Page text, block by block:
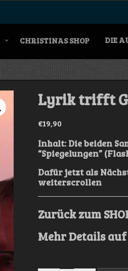
CHRISTINAS SHOP DIE
Lyrik trifft
€19,90
Inhalt: Die beiden
“Spiegelungen”
Dafür jetzt als
weiterscrollen
Zurück zum
Mehr Details